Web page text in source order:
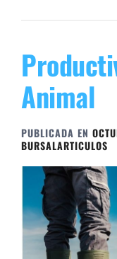
Animal
PUBLICADA EN
BURSALARTICULOS